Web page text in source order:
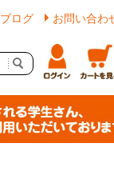
ブログ お問い合わ